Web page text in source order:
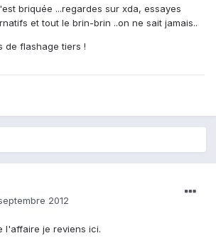
briquée ...regardes sur xda, essayes
et tout le brin-brin ..on ne sait jamais..
de flashage tiers !
2012
l'affaire je reviens ici.